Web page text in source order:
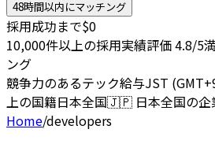
48時間以内にマッチング
採用成功まで$0
10,000件以上の採用実績評価 4.8/5
ング
競争力のあるテック給与JST
上の国籍日本全国🇯🇵 日本全国の
Home/developers